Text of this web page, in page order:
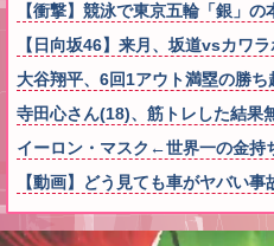
【衝撃】競泳で東京五輪「銀」
【日向坂46】来月、坂道vsカワ
大谷翔平、6回1アウト満塁の勝
寺田心さん(18)、筋トレした結果
イーロン・マスク←世界一の金持
【動画】どう見ても車がヤバい